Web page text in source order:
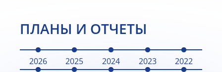
ПЛАНЫ И ОТЧЕТЫ
2026 2025 2024 2023
2022